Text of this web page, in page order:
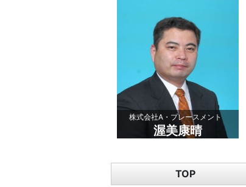
株式会社A・プレースメント
渥美康晴
TOP